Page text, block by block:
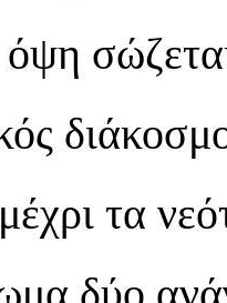
τα